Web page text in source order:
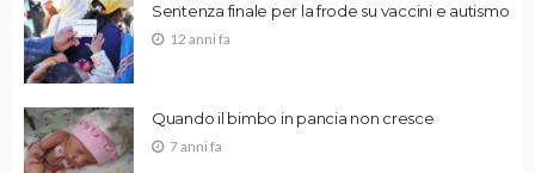
Sentenza finale per la frode su vaccini e autismo
12 anni fa
Quando il bimbo in pancia non cresce
7 anni fa